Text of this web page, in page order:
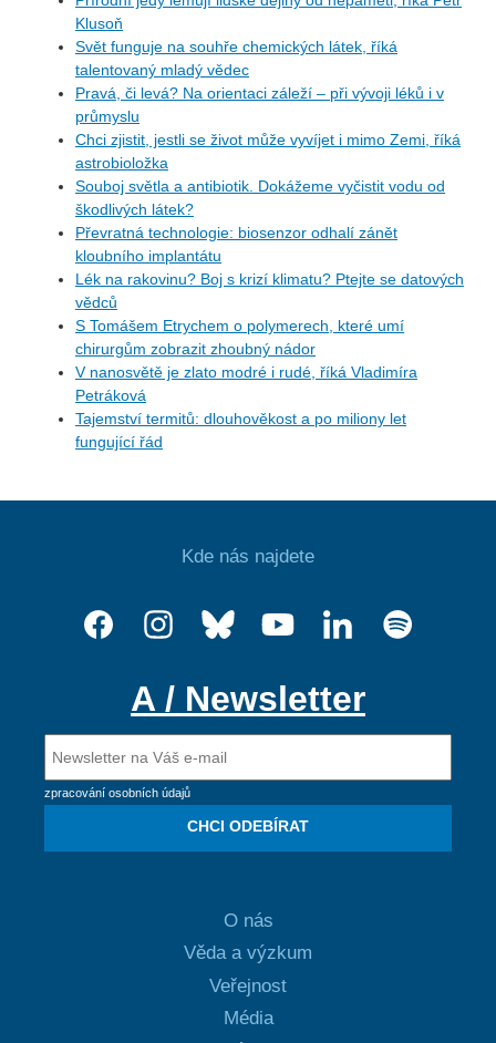
Klusoň
Svět funguje na souhře chemických látek, říká
talentovaný mladý vědec
Pravá, či levá? Na orientaci záleží – při vývoji léků i v
průmyslu
Chci zjistit, jestli se život může vyvíjet i mimo Zemi, říká
astrobioložka
Souboj světla a antibiotik. Dokážeme vyčistit vodu od
škodlivých látek?
Převratná technologie: biosenzor odhalí zánět
kloubního implantátu
Lék na rakovinu? Boj s krizí klimatu? Ptejte se datových
vědců
S Tomášem Etrychem o polymerech, které umí
chirurgům zobrazit zhoubný nádor
V nanosvětě je zlato modré i rudé, říká Vladimíra
Petráková
Tajemství termitů: dlouhověkost a po miliony let
fungující řád
Kde nás najdete
A / Newsletter
zpracování osobních údajů
CHCI ODEBÍRAT
O nás
Věda a výzkum
Veřejnost
Média